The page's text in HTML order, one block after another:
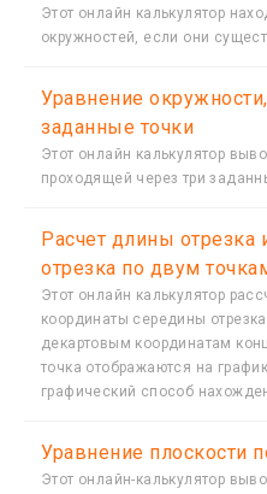
Этот онлайн калькулятор
окружностей, если они
Уравнение
заданные точки
Этот онлайн калькулятор
проходящей через три
Расчет длины отрезка
отрезка по двум
Этот онлайн калькулятор
координаты середины
декартовым координатам
точка отображаются на
графический способ
Уравнение плоскости
Этот онлайн-калькулятор